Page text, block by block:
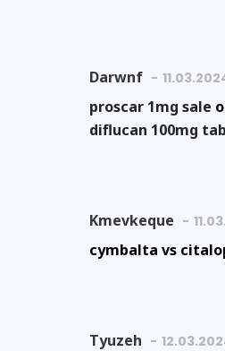
Darwnf
proscar 1mg sale
diflucan 100mg
Kmevkeque
cymbalta vs
Tyuzeh